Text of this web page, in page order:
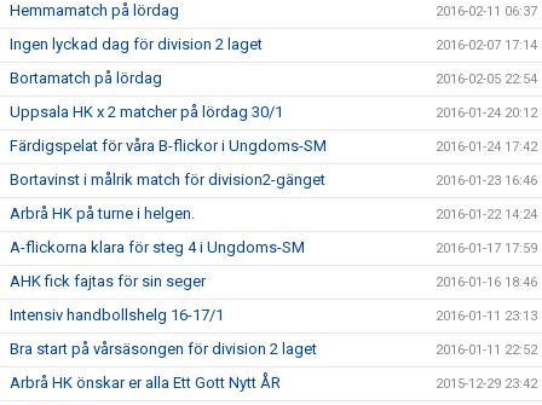
Hemmamatch på lördag 2016-02-11 06:37
Ingen lyckad dag för division 2 laget 2016-02-07 17:14
Bortamatch på lördag 2016-02-05 22:54
Uppsala HK x 2 matcher på lördag 30/1 2016-01-24 20:12
Färdigspelat för våra B-flickor i Ungdoms-SM 2016-01-24 17:42
Bortavinst i målrik match för division2-gänget 2016-01-23 16:46
Arbrå HK på turne i helgen. 2016-01-22 14:24
A-flickorna klara för steg 4 i Ungdoms-SM 2016-01-17 17:59
AHK fick fajtas för sin seger 2016-01-16 18:46
Intensiv handbollshelg 16-17/1 2016-01-11 23:13
Bra start på vårsäsongen för division 2 laget 2016-01-11 22:52
Arbrå HK önskar er alla Ett Gott Nytt ÅR 2015-12-29 23:42